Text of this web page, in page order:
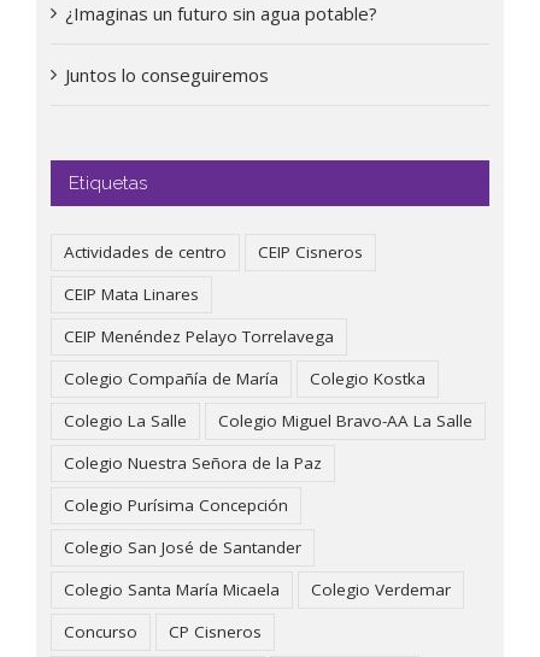
¿Imaginas un futuro sin agua potable?
Juntos lo conseguiremos
Etiquetas
Actividades de centro
CEIP Cisneros
CEIP Mata Linares
CEIP Menéndez Pelayo Torrelavega
Colegio Compañía de María
Colegio Kostka
Colegio La Salle
Colegio Miguel Bravo-AA La Salle
Colegio Nuestra Señora de la Paz
Colegio Purísima Concepción
Colegio San José de Santander
Colegio Santa María Micaela
Colegio Verdemar
Concurso
CP Cisneros